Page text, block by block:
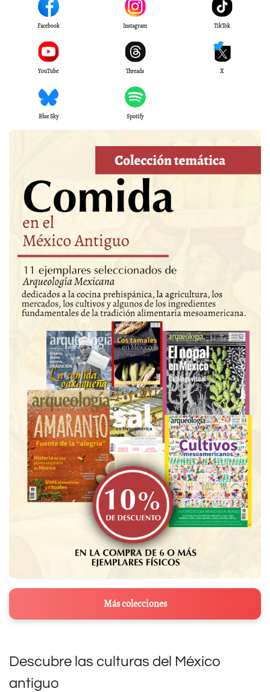
Facebook Instagram TikTok
YouTube Threads X
Blue Sky Spotify
Más colecciones
Descubre las culturas del México
antiguo